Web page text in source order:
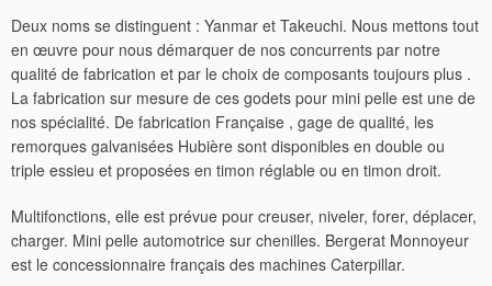
Deux noms se distinguent : Yanmar et Takeuchi. Nous mettons tout
en œuvre pour nous démarquer de nos concurrents par notre
qualité de fabrication et par le choix de composants toujours plus .
La fabrication sur mesure de ces godets pour mini pelle est une de
nos spécialité. De fabrication Française , gage de qualité, les
remorques galvanisées Hubière sont disponibles en double ou
triple essieu et proposées en timon réglable ou en timon droit.
Multifonctions, elle est prévue pour creuser, niveler, forer, déplacer,
charger. Mini pelle automotrice sur chenilles. Bergerat Monnoyeur
est le concessionnaire français des machines Caterpillar.